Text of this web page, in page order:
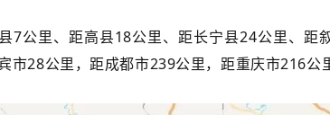
7公里、距高县18公里、距长宁县24公里、距
市28公里，距成都市239公里，距重庆市216公